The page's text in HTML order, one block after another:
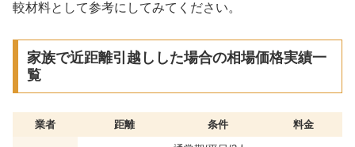
較材料として参考にしてみてください。
家族で近距離引越しした場合の相場価格実績一
覧
業者 距離 条件 料金